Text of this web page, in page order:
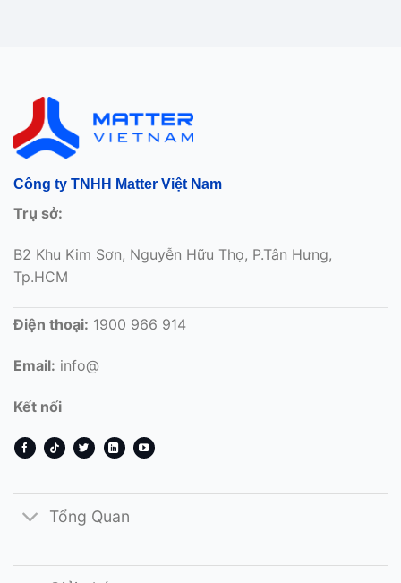
Công ty TNHH Matter Việt Nam
Trụ sở:
B2 Khu Kim Sơn, Nguyễn Hữu Thọ, P.Tân Hưng,
Tp.HCM
Điện thoại: 1900 966 914
Email: info@
Kết nối
Tổng Quan